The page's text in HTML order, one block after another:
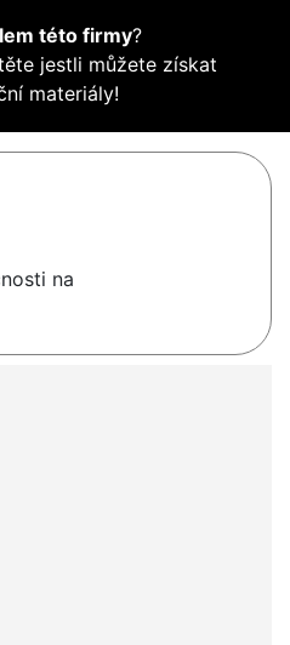
této firmy?
jestli můžete získat
materiály!
na